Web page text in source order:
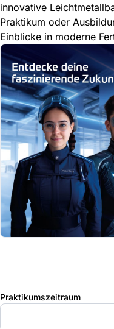
innovative
Praktikum oder
Einblicke in moderne
Praktikumszeitraum